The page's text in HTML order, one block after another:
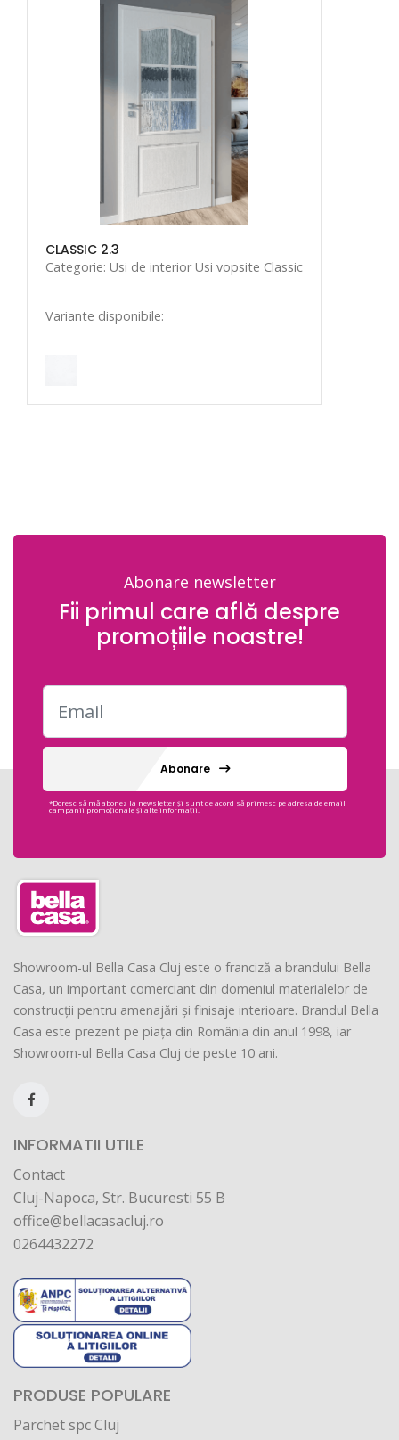
CLASSIC 2.3
Categorie: Usi de interior Usi vopsite Classic
Variante disponibile:
Abonare newsletter
Fii primul care află despre
promoțiile noastre!
Abonare
*Doresc să mă abonez la newsletter și sunt de acord să primesc pe adresa de email
campanii promoționale și alte informații.
Showroom-ul Bella Casa Cluj este o franciză a brandului Bella
Casa, un important comerciant din domeniul materialelor de
construcții pentru amenajări și finisaje interioare. Brandul Bella
Casa este prezent pe piața din România din anul 1998, iar
Showroom-ul Bella Casa Cluj de peste 10 ani.
INFORMATII UTILE
Contact
Cluj-Napoca, Str. Bucuresti 55 B
office@bellacasacluj.ro
0264432272
PRODUSE POPULARE
Parchet spc Cluj